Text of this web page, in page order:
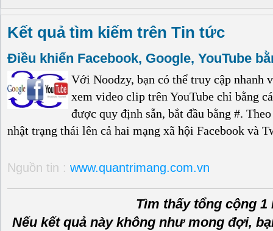
Kết quả tìm kiếm trên Tin tức
Điều khiển Facebook, Google, YouTube
Với Noodzy, bạn có thể truy cập nhanh
xem video clip trên YouTube chỉ bằng
được quy định sẵn, bắt đầu bằng #.
nhật trạng thái lên cả hai mạng xã hội Facebook và
Nguồn tin : www.quantrimang.com.vn
Tìm thấy tổng cộng 1
Nếu kết quả này không như mong đợi,